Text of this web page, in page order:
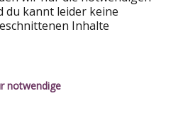
Rechtliches
du kannt leider keine
Inhalte
notwendige